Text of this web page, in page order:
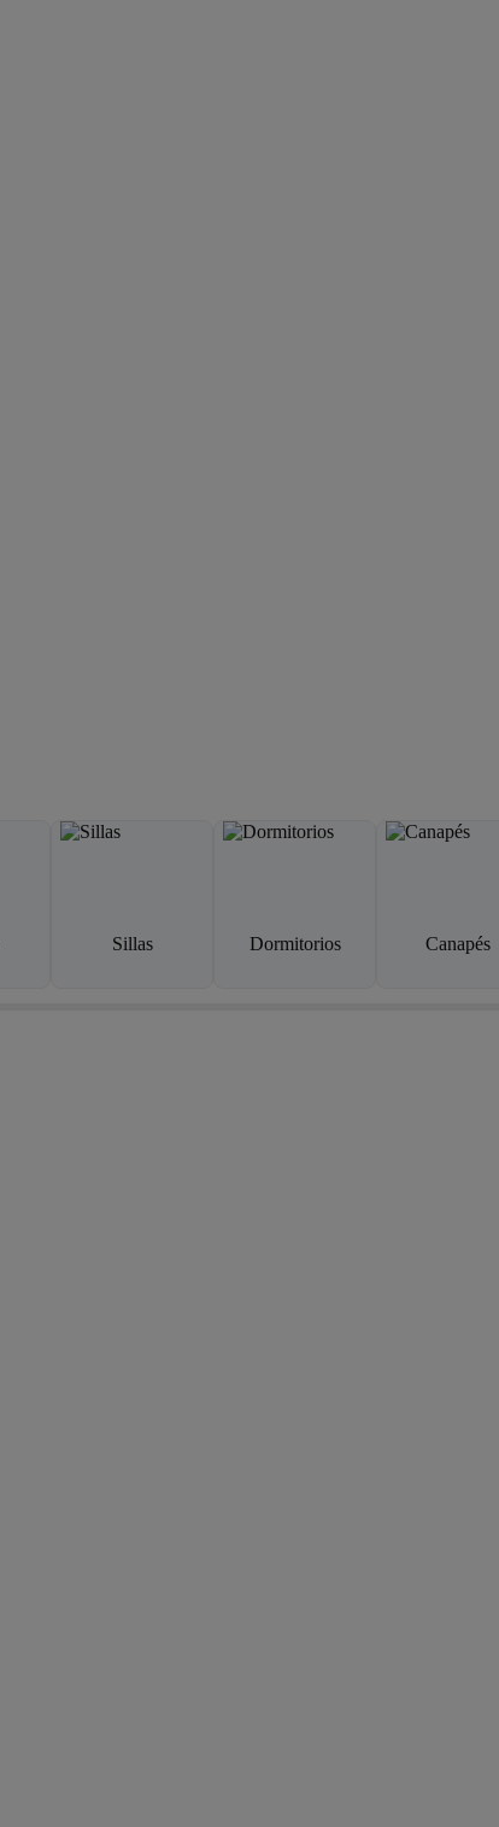
Sillas Dormitorios Canapés